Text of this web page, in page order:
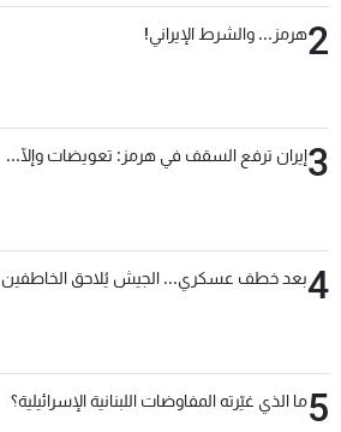
2هرمز... والشرط الإيراني!
3إيران ترفع السقف في هرمز: تعويضات وإلّا...
4بعد خطف عسكري... الجيش يُلاحق الخاطفين
5ما الذي غيّرته المفاوضات اللبنانية الإسرائيلية؟